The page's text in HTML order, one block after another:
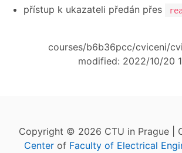
přístup k ukazateli předán přes
courses/b6b36pcc/cviceni/
modified: 2022/10/20
Copyright © 2026 CTU in Prague |
Center of Faculty of Electrical